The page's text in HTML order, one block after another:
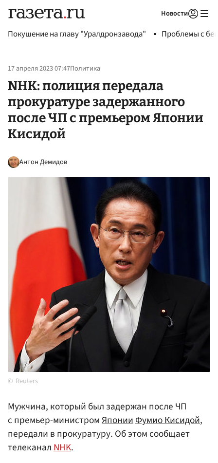
Новости
Покушение на главу "Уралдронзавода" Проблемы с
17 апреля 2023 07:47Политика
NHK: полиция передала
прокуратуре задержанного
после ЧП с премьером Японии
Кисидой
Антон Демидов
Reuters
Мужчина, который был задержан после ЧП
с премьер-министромЯпонииФумио Кисидой,
передали в прокуратуру. Об этом сообщает
телеканалNHK.